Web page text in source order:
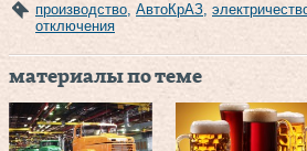
производство, АвтоКрАЗ,
отключения
материалы по теме